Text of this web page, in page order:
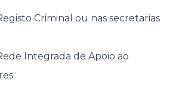
Criminal ou nas secretarias
Integrada de Apoio ao